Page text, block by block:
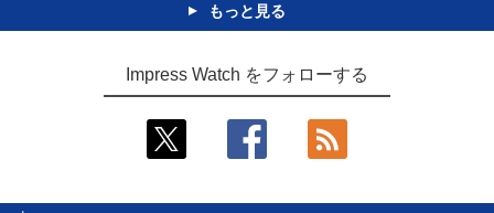
もっと見る
Impress Watch をフォローする